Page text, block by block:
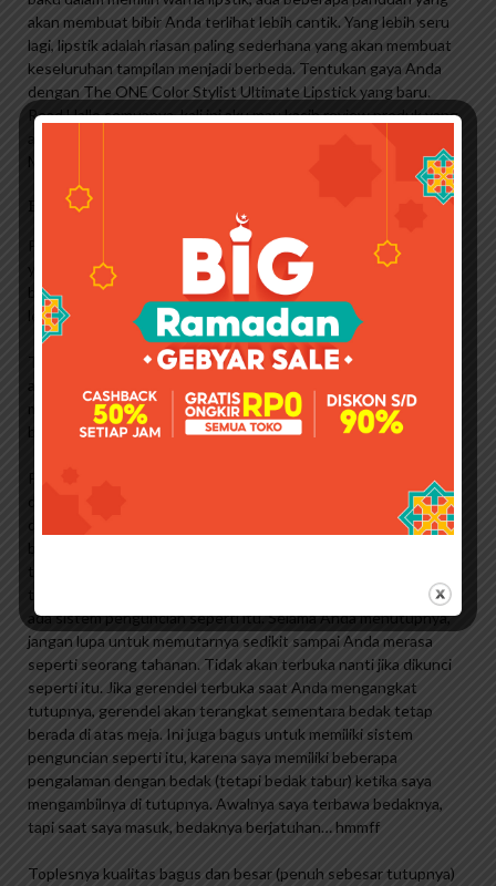
akan membuat bibir Anda terlihat lebih cantik. Yang lebih seru
lagi, lipstik adalah riasan paling sederhana yang akan membuat
keseluruhan tampilan menjadi berbeda. Tentukan gaya Anda
dengan The ONE Color Stylist Ultimate Lipstick yang baru.
Read Hallo semuanya, kali ini aku mau kasih review produk yang
aku pakai yaitu Oriflame Pure Color Pressed Powder – Light /
Medium.
Battle Bedak Padat Brand Lokal!
Penjelasan dari katalog Oriflame Wajah terlihat mulus. Siapa
yang bisa keluar tanpa bedak di tas mereka? Tampil sempurna,
bebas repot kapan saja, di mana saja dengan bedak tabur yang
lembut ini.
Tekan bedak halus ke wajah Anda untuk memberikan tampilan
alami.Formulasi ringan mengandung mineral zeolit ​​untuk
membantu kulit tampak halus. Untuk kulit kombinasi dan
berminyak. 20 gr
Produk ini berisi kaca yang menempel di bagian dalam tutupnya
dan aplikator spons serta plastik tipis untuk memisahkan spons
dari bedak. Biasanya bedak padat umumnya berjenis open flip,
berbeda dengan kemasan bedak padat, tutup dan bedaknya
tutup dan bedaknya mudah lepas. Tapi mungkin tidak, karena
ada sistem penguncian seperti itu. Selama Anda menutupnya,
jangan lupa untuk memutarnya sedikit sampai Anda merasa
seperti seorang tahanan. Tidak akan terbuka nanti jika dikunci
seperti itu. Jika gerendel terbuka saat Anda mengangkat
tutupnya, gerendel akan terangkat sementara bedak tetap
berada di atas meja. Ini juga bagus untuk memiliki sistem
penguncian seperti itu, karena saya memiliki beberapa
pengalaman dengan bedak (tetapi bedak tabur) ketika saya
mengambilnya di tutupnya. Awalnya saya terbawa bedaknya,
tapi saat saya masuk, bedaknya berjatuhan… hmmff
Toplesnya kualitas bagus dan besar (penuh sebesar tutupnya)